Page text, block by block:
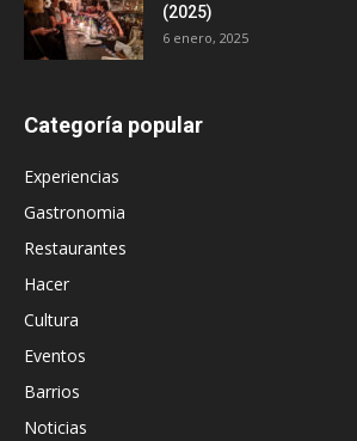
(2025)
6 enero, 2025
Categoría popular
Experiencias
Gastronomia
Restaurantes
Hacer
Cultura
Eventos
Barrios
Noticias